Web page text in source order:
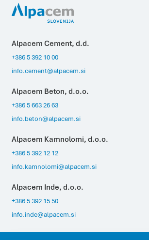
Alpacem Cement, d.d.
+386 5 392 10 00
info.cement@alpacem.si
Alpacem Beton, d.o.o.
+386 5 663 26 63
info.beton@alpacem.si
Alpacem Kamnolomi, d.o.o.
+386 5 392 12 12
info.kamnolomi@alpacem.si
Alpacem Inde, d.o.o.
+386 5 392 15 50
info.inde@alpacem.si